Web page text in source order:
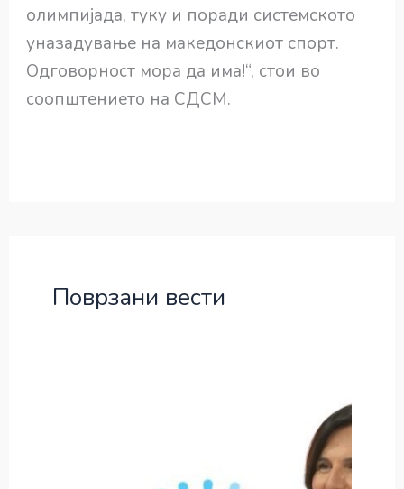
олимпијада, туку и поради системското
уназадување на македонскиот спорт.
Одговорност мора да има!“, стои во
соопштението на СДСМ.
Поврзани вести